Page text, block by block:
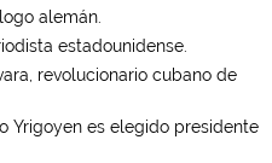
alemán.
estadounidense.
revolucionario cubano de
Yrigoyen es elegido presidente